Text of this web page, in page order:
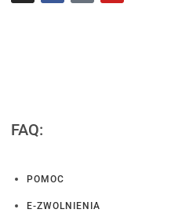
FAQ:
POMOC
E-ZWOLNIENIA